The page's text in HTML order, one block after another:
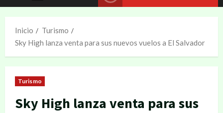
Inicio
Turismo
Sky High lanza venta para sus nuevos vuelos a El Salvador
Turismo
Sky High lanza venta para sus